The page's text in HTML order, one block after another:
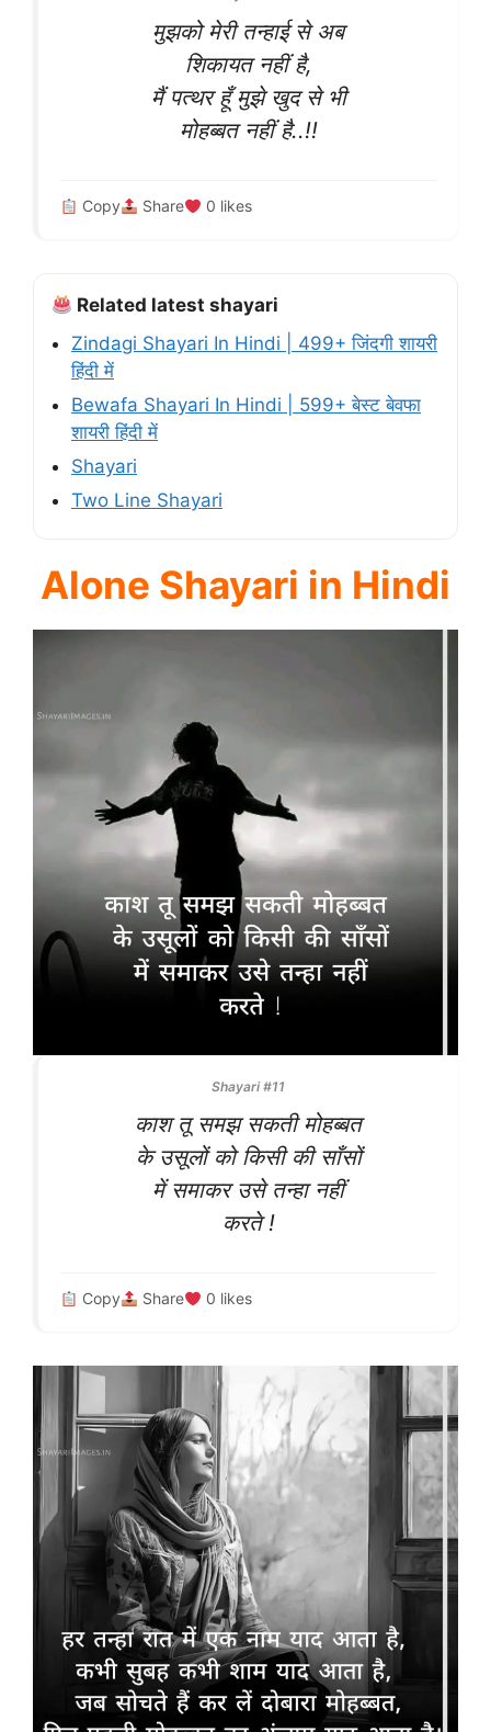
मुझको मेरी तन्हाई से अब
शिकायत नहीं है,
मैं पत्थर हूँ मुझे खुद से भी
मोहब्बत नहीं है..!!
Copy Share 0 likes
Related latest shayari
Zindagi Shayari In Hindi | 499+ जिंदगी शायरी
हिंदी में
Bewafa Shayari In Hindi | 599+ बेस्ट बेवफा
शायरी हिंदी में
Shayari
Two Line Shayari
Alone Shayari in Hindi
Shayari #11
काश तू समझ सकती मोहब्बत
के उसूलों को किसी की साँसों
में समाकर उसे तन्हा नहीं
करते !
Copy Share 0 likes